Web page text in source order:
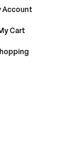
Account
Cart